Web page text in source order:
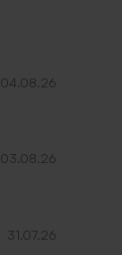
04.08.26
03.08.26
31.07.26